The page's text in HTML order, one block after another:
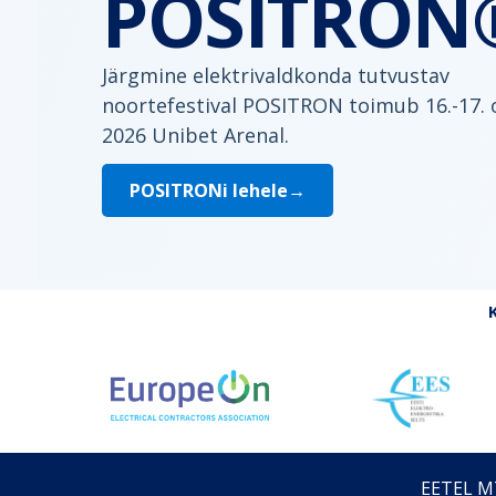
Järgmine elektrivaldkonda tutvustav
noortefestival POSITRON toimub 16.-
2026 Unibet Arenal.
POSITRONi lehele→
EETEL